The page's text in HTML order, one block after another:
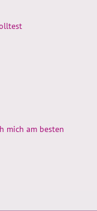
mich am besten